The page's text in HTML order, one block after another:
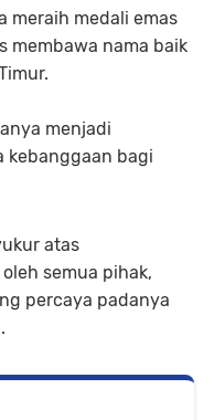
meraih medali emas
membawa nama baik
menjadi
kebanggaan bagi
atas
semua pihak,
percaya padanya